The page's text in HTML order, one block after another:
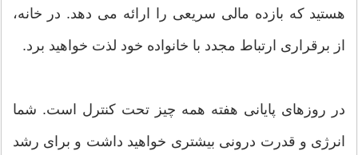
هستید که بازده مالی سریعی را ارائه می دهد. در خانه،
از برقراری ارتباط مجدد با خانواده خود لذت خواهید برد.
در روزهای پایانی هفته همه چیز تحت کنترل است. شما
انرژی و قدرت درونی بیشتری خواهید داشت و برای رشد